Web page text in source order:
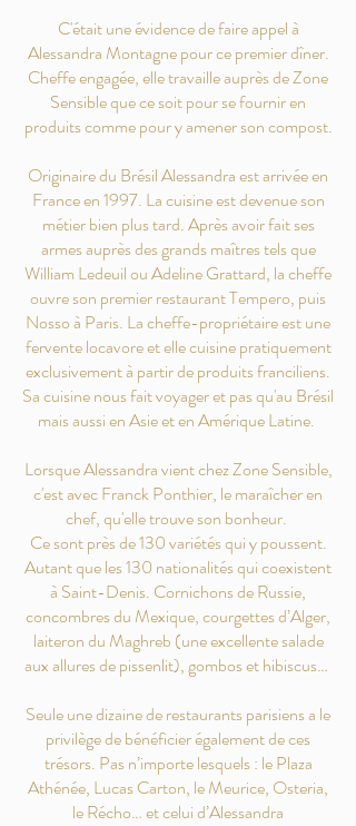
C'était une évidence de faire appel à
Alessandra Montagne pour ce premier dîner.
Cheffe engagée, elle travaille auprès de Zone
Sensible que ce soit pour se fournir en
produits comme pour y amener son compost.
Originaire du Brésil Alessandra est arrivée en
France en 1997. La cuisine est devenue son
métier bien plus tard. Après avoir fait ses
armes auprès des grands maîtres tels que
William Ledeuil ou Adeline Grattard, la cheffe
ouvre son premier restaurant Tempero, puis
Nosso à Paris. La cheffe-propriétaire est une
fervente locavore et elle cuisine pratiquement
exclusivement à partir de produits franciliens.
Sa cuisine nous fait voyager et pas qu'au Brésil
mais aussi en Asie et en Amérique Latine.
Lorsque Alessandra vient chez Zone Sensible,
c'est avec Franck Ponthier, le maraîcher en
chef, qu'elle trouve son bonheur.
Ce sont près de 130 variétés qui y poussent.
Autant que les 130 nationalités qui coexistent
à Saint-Denis. Cornichons de Russie,
concombres du Mexique, courgettes d’Alger,
laiteron du Maghreb (une excellente salade
aux allures de pissenlit), gombos et hibiscus…
Seule une dizaine de restaurants parisiens a le
privilège de bénéficier également de ces
trésors. Pas n’importe lesquels : le Plaza
Athénée, Lucas Carton, le Meurice, Osteria,
le Récho… et celui d’Alessandra